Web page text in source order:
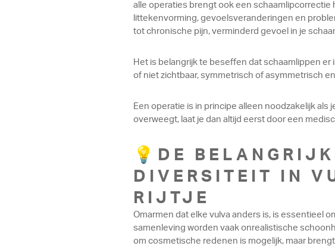
alle operaties brengt ook een schaamlipcorrectie
littekenvorming, gevoelsveranderingen en
tot chronische pijn, verminderd gevoel in je
Het is belangrijk te beseffen dat schaamlippen er
of niet zichtbaar, symmetrisch of asymmetrisch
Een operatie is in principe alleen noodzakelijk
overweegt, laat je dan altijd eerst door een
💡DE
DIVERSITEIT IN
RIJTJE
Omarmen dat elke vulva anders is, is essentieel
samenleving worden vaak onrealistische
om cosmetische redenen is mogelijk, maar